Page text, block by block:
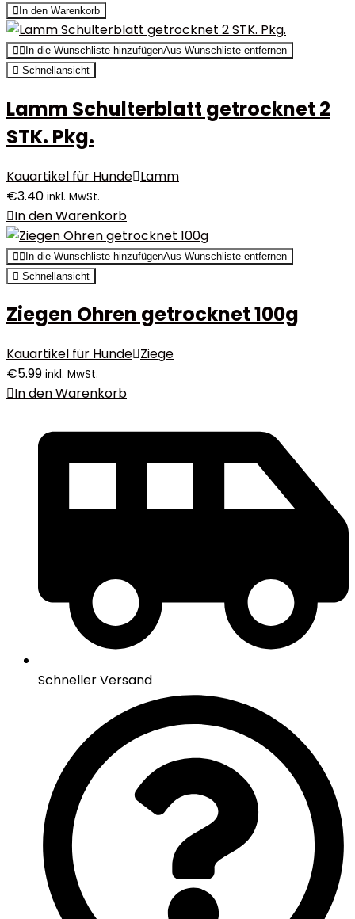
In den Warenkorb
In die Wunschliste hinzufügenAus Wunschliste entfernen
Schnellansicht
Lamm Schulterblatt getrocknet 2
STK. Pkg.
Kauartikel für Hunde Lamm
€3.40 inkl. MwSt.
In den Warenkorb
In die Wunschliste hinzufügenAus Wunschliste entfernen
Schnellansicht
Ziegen Ohren getrocknet 100g
Kauartikel für Hunde Ziege
€5.99 inkl. MwSt.
In den Warenkorb
Schneller Versand